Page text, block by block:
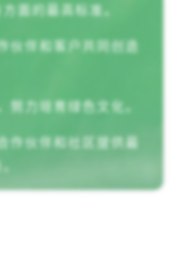
面的最高标准。
伙伴和客户共同创造
努力培育绿色文化。
作伙伴和社区提供最